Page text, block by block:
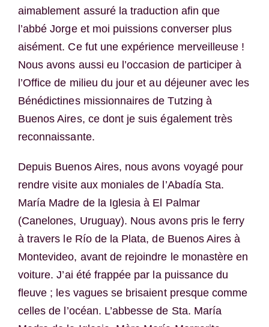
aimablement assuré la traduction afin que
l’abbé Jorge et moi puissions converser plus
aisément. Ce fut une expérience merveilleuse !
Nous avons aussi eu l’occasion de participer à
l’Office de milieu du jour et au déjeuner avec les
Bénédictines missionnaires de Tutzing à
Buenos Aires, ce dont je suis également très
reconnaissante.
Depuis Buenos Aires, nous avons voyagé pour
rendre visite aux moniales de l’Abadía Sta.
María Madre de la Iglesia à El Palmar
(Canelones, Uruguay). Nous avons pris le ferry
à travers le Río de la Plata, de Buenos Aires à
Montevideo, avant de rejoindre le monastère en
voiture. J’ai été frappée par la puissance du
fleuve ; les vagues se brisaient presque comme
celles de l’océan. L’abbesse de Sta. María